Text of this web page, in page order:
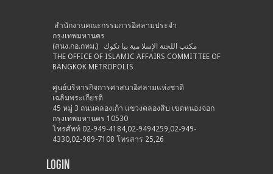
สำนักงานคณะกรรมการอิสลามประจำ
กรุงเทพมหานคร
(สนง.กอ.กทม.) مكتب اللجنة الإسلا مية ببا نكوك
THE OFFICE OF ISLAMIC AFFAIRS COMMITTEE OF
BANGKOK METROPOLIS
ศูนย์บริหารกิจการศาสนาอิสลามแห่งชาติ
เฉลิมพระเกียรติ
45 หมู่ 3 ถนนคลองเก้า แขวงคลองสิบ เขตหนองจอก
กรุงเทพมหานคร 10530
โทรศัพท์ 02-949-4184,02-9494259,02-949-
4330,02-989-7108 โทรสาร 25,26
Login